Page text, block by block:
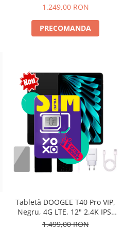
10800mAh, 33W, Android 14,
1.249,00 RON
PRECOMANDA
Tabletă DOOGEE T40 Pro VIP,
Negru, 4G LTE, 12" 2.4K IPS,
20GB RAM (8GB + 12GB
1.499,00 RON